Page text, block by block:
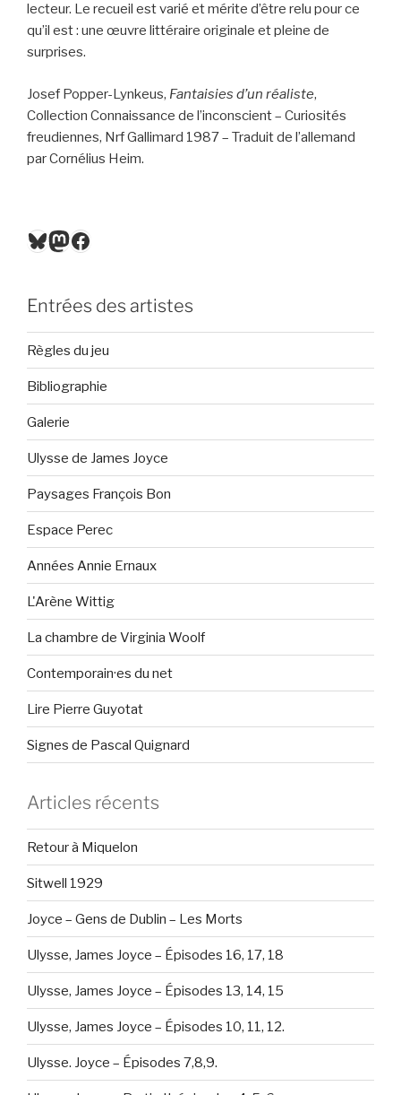
lecteur. Le recueil est varié et mérite d’être relu pour ce
qu’il est : une œuvre littéraire originale et pleine de
surprises.
Josef Popper-Lynkeus, Fantaisies d’un réaliste,
Collection Connaissance de l’inconscient – Curiosités
freudiennes, Nrf Gallimard 1987 – Traduit de l’allemand
par Cornélius Heim.
Bluesky
Mastodon
Facebook
Entrées des artistes
Règles du jeu
Bibliographie
Galerie
Ulysse de James Joyce
Paysages François Bon
Espace Perec
Années Annie Ernaux
L'Arène Wittig
La chambre de Virginia Woolf
Contemporain·es du net
Lire Pierre Guyotat
Signes de Pascal Quignard
Articles récents
Retour à Miquelon
Sitwell 1929
Joyce – Gens de Dublin – Les Morts
Ulysse, James Joyce – Épisodes 16, 17, 18
Ulysse, James Joyce – Épisodes 13, 14, 15
Ulysse, James Joyce – Épisodes 10, 11, 12.
Ulysse. Joyce – Épisodes 7,8,9.